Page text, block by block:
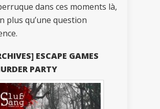
dans ces moments là,
plus qu’une question
ESCAPE GAMES
PARTY